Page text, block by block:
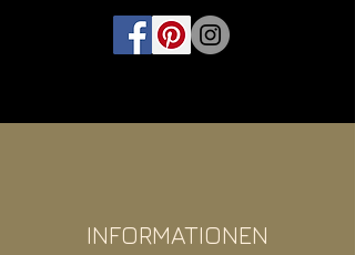
INFORMATIONEN